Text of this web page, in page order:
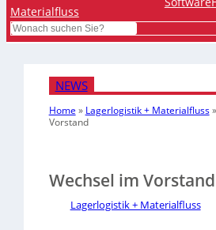
Materialfluss
Search
NEWS
Home » Lagerlogistik + Materialfluss»
Vorstand
Wechsel im Vorstand
Lagerlogistik + Materialfluss